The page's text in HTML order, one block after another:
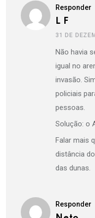
Responder
L F
31 DE
Não havia
igual no
invasão.
policiais
pessoas.
Solução: o
Falar mais
distância
das dunas.
Responder